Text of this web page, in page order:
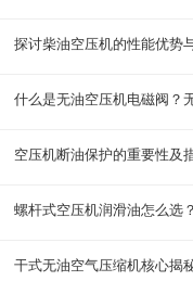
探讨柴油空压机的性能优势
什么是无油空压机电磁阀？
空压机断油保护的重要性及
螺杆式空压机润滑油怎么选
干式无油空气压缩机核心揭